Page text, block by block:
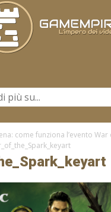
come funziona l’evento